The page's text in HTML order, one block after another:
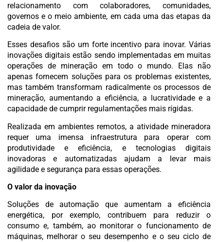
relacionamento com colaboradores, comunidades,
governos e o meio ambiente, em cada uma das etapas da
cadeia de valor.
Esses desafios são um forte incentivo para inovar. Várias
inovações digitais estão sendo implementadas em muitas
operações de mineração em todo o mundo. Elas não
apenas fornecem soluções para os problemas existentes,
mas também transformam radicalmente os processos de
mineração, aumentando a eficiência, a lucratividade e a
capacidade de cumprir regulamentações mais rígidas.
Realizada em ambientes remotos, a atividade mineradora
requer uma imensa infraestrutura para operar com
produtividade e eficiência, e tecnologias digitais
inovadoras e automatizadas ajudam a levar mais
agilidade e segurança para essas operações.
O valor da inovação
Soluções de automação que aumentam a eficiência
energética, por exemplo, contribuem para reduzir o
consumo e, também, ao monitorar o funcionamento de
máquinas, melhorar o seu desempenho e o seu ciclo de